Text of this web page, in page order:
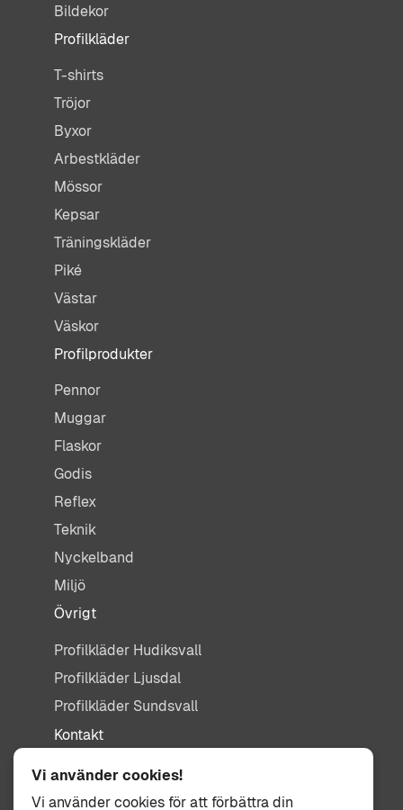
Bildekor
Profilkläder
T-shirts
Tröjor
Byxor
Arbestkläder
Mössor
Kepsar
Träningskläder
Piké
Västar
Väskor
Profilprodukter
Pennor
Muggar
Flaskor
Godis
Reflex
Teknik
Nyckelband
Miljö
Övrigt
Profilkläder Hudiksvall
Profilkläder Ljusdal
Profilkläder Sundsvall
Kontakt
info@tisdag.se
0650-155 95
Vi använder cookies!
Vi använder cookies för att förbättra din